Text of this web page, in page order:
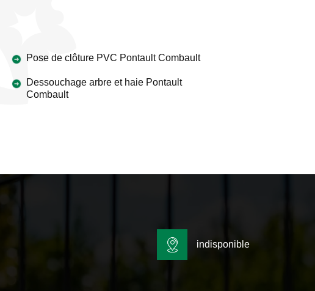
Pose de clôture PVC Pontault Combault
Dessouchage arbre et haie Pontault
Combault
indisponible